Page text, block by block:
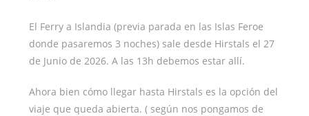
El Ferry a Islandia (previa parada en las Islas Feroe
donde pasaremos 3 noches) sale desde Hirstals el 27
de Junio de 2026. A las 13h debemos estar allí.
Ahora bien cómo llegar hasta Hirstals es la opción del
viaje que queda abierta. ( según nos pongamos de